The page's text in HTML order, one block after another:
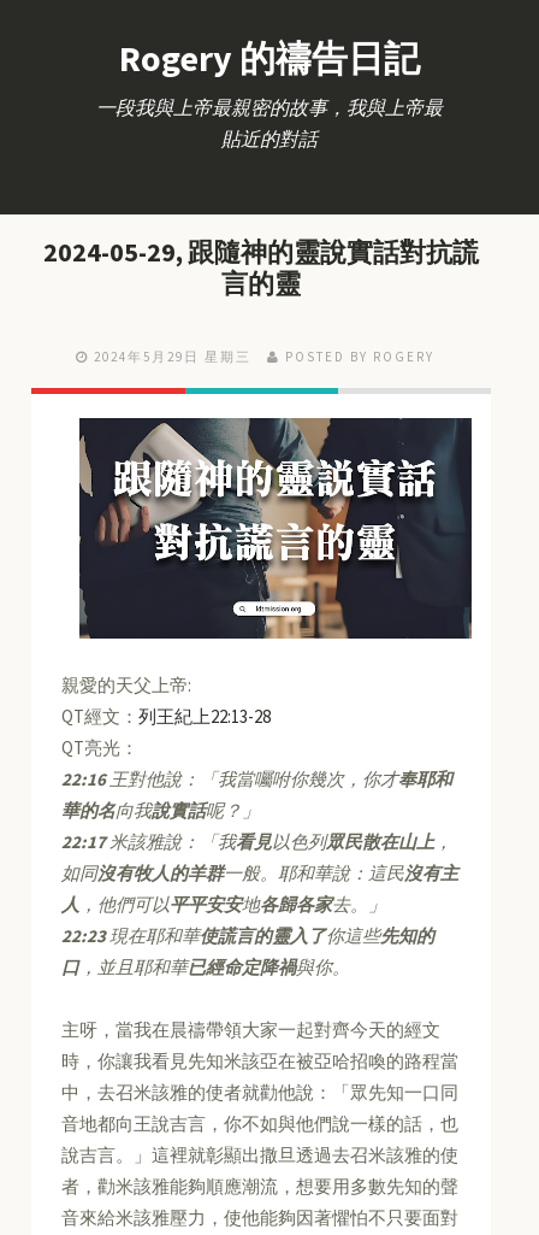
Rogery 的禱告日記
一段我與上帝最親密的故事，我與上帝最
貼近的對話
2024-05-29, 跟隨神的靈說實話對抗謊
言的靈
2024年5月29日 星期三 POSTED BY ROGERY
親愛的天父上帝:
QT經文：列王紀上22:13-28
QT亮光：
22:16王對他說：「我當囑咐你幾次，你才奉耶和
華的名向我說實話呢？」
22:17米該雅說：「我看見以色列眾民散在山上，
如同沒有牧人的羊群一般。耶和華說：這民沒有主
人 ，他們可以平平安安地各歸各家去。」
22:23現在耶和華使謊言的靈入了你這些先知的
口，並且耶和華已經命定降禍與你。
主呀，當我在晨禱帶領大家一起對齊今天的經文
時，你讓我看見先知米該亞在被亞哈招喚的路程當
中，去召米該雅的使者就勸他說：「眾先知一口同
音地都向王說吉言，你不如與他們說一樣的話，也
說吉言。」這裡就彰顯出撒旦透過去召米該雅的使
者，勸米該雅能夠順應潮流，想要用多數先知的聲
音來給米該雅壓力，使他能夠因著懼怕不只要面對